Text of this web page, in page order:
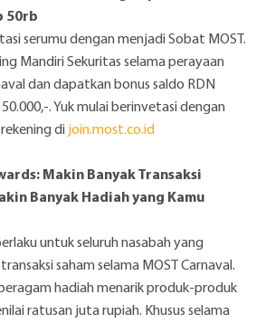
50rb
serumu dengan menjadi Sobat MOST.
Mandiri Sekuritas selama perayaan
dan dapatkan bonus saldo RDN
. Yuk mulai berinvetasi dengan
di join.most.co.id
Makin Banyak Transaksi
Banyak Hadiah yang Kamu
untuk seluruh nasabah yang
saham selama MOST Carnaval.
hadiah menarik produk-produk
ratusan juta rupiah. Khusus selama